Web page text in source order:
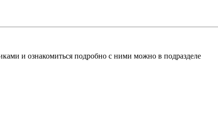
и ознакомиться подробно с ними можно в подразделе